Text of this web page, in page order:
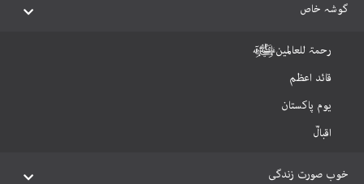
گوشہ خاص
رحمۃ للعالمینﷺ
قائد اعظم
یوم پاکستان
اقبالؒ
خوب صورت زندگی